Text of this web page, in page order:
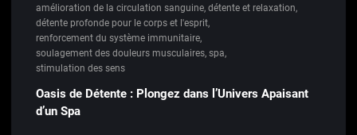
amélioration de la circulation sanguine, détente et relaxation,
détente profonde pour le corps et l'esprit,
renforcement du système immunitaire,
soulagement des douleurs musculaires, spa,
stimulation des sens
Oasis de Détente : Plongez dans l’Univers Apaisant
d’un Spa